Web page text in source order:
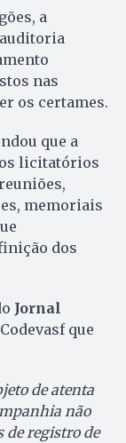
a
nas
os certames.
que a
licitatórios
memoriais
dos
Jornal
que
de atenta
não
registro de